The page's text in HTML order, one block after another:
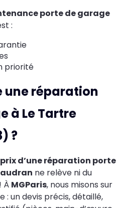
porte de garage
:
priorité
une réparation
à Le Tartre
?
prix d’une réparation porte
ne relève ni du
À MGParis, nous misons sur
un devis précis, détaillé,